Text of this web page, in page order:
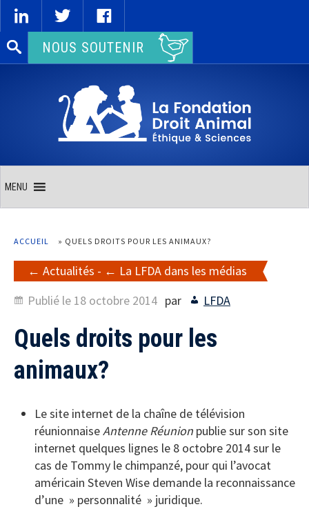
Rechercher :NOUS SOUTENIR
MENU
ACCUEIL » QUELS DROITS POUR LES ANIMAUX?
Actualités -
La LFDA dans les médias
Publié le 18 octobre 2014 par LFDA
Quels droits pour les
animaux?
Le site internet de la chaîne de télévision
réunionnaiseAntenne Réunion publie sur son site
internet quelques lignes le 8 octobre 2014 sur le
cas de Tommy le chimpanzé, pour qui l’avocat
américain Steven Wise demande la reconnaissance
d’une » personnalité » juridique.